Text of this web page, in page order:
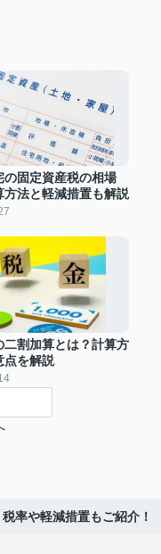
の固定資産税の相場
方法と軽減措置も解説
二割加算とは？計算方
点を解説
率や軽減措置もご紹介！